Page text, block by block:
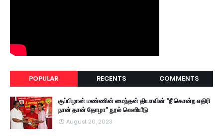
POPULAR RECENTS COMMENTS
குப்பிழான் மண்ணின் மைந்தன் தியாவின் "நீ கொன்ற எதிரி
நான் தான் தோழா" நூல் வெளியீடு
August 20, 2023